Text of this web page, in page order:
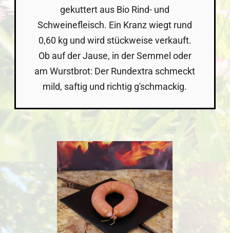
gekuttert aus Bio Rind- und
Schweinefleisch. Ein Kranz wiegt rund
0,60 kg und wird stückweise verkauft.
Ob auf der Jause, in der Semmel oder
am Wurstbrot: Der Rundextra schmeckt
mild, saftig und richtig g'schmackig.
Bildergalerie überspringen